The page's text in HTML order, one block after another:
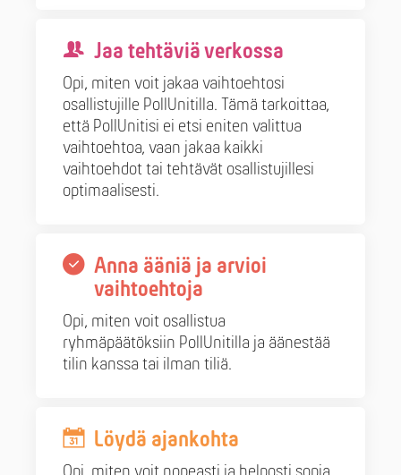
Jaa tehtäviä verkossa
Opi, miten voit jakaa vaihtoehtosi
osallistujille PollUnitilla. Tämä tarkoittaa,
että PollUnitisi ei etsi eniten valittua
vaihtoehtoa, vaan jakaa kaikki
vaihtoehdot tai tehtävät osallistujillesi
optimaalisesti.
Anna ääniä ja arvioi
vaihtoehtoja
Opi, miten voit osallistua
ryhmäpäätöksiin PollUnitilla ja äänestää
tilin kanssa tai ilman tiliä.
Löydä ajankohta